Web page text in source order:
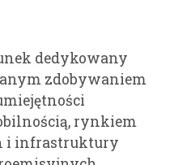
dedykowany
zdobywaniem
rynkiem
i infrastruktury